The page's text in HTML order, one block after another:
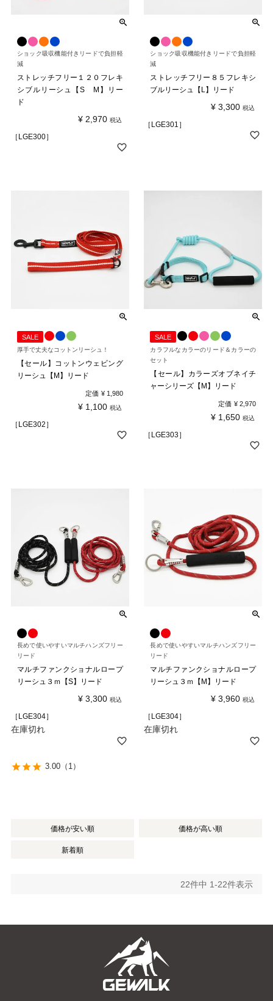
ショック吸収機能付きリードで負担軽
減
ストレッチフリー１２０フレキ
シブルリーシュ【S M】リー
ド
¥ 2,970 税込
［LGE300］
ショック吸収機能付きリードで負担軽
減
ストレッチフリー８５フレキシ
ブルリーシュ【L】リード
¥ 3,300 税込
［LGE301］
SALE
厚手で丈夫なコットンリーシュ！
【セール】コットンウェビング
リーシュ【M】リード
定価 ¥ 1,980
¥ 1,100 税込
［LGE302］
SALE
カラフルなカラーのリード＆カラーの
セット
【セール】カラーズオブネイチ
ャーシリーズ【M】リード
定価 ¥ 2,970
¥ 1,650 税込
［LGE303］
長めで使いやすいマルチハンズフリー
リード
マルチファンクショナルロープ
リーシュ３ｍ【S】リード
¥ 3,300 税込
［LGE304］
在庫切れ
3.00（1）
長めで使いやすいマルチハンズフリー
リード
マルチファンクショナルロープ
リーシュ３ｍ【M】リード
¥ 3,960 税込
［LGE304］
在庫切れ
価格が安い順 価格が高い順
新着順
22件中 1-22件表示